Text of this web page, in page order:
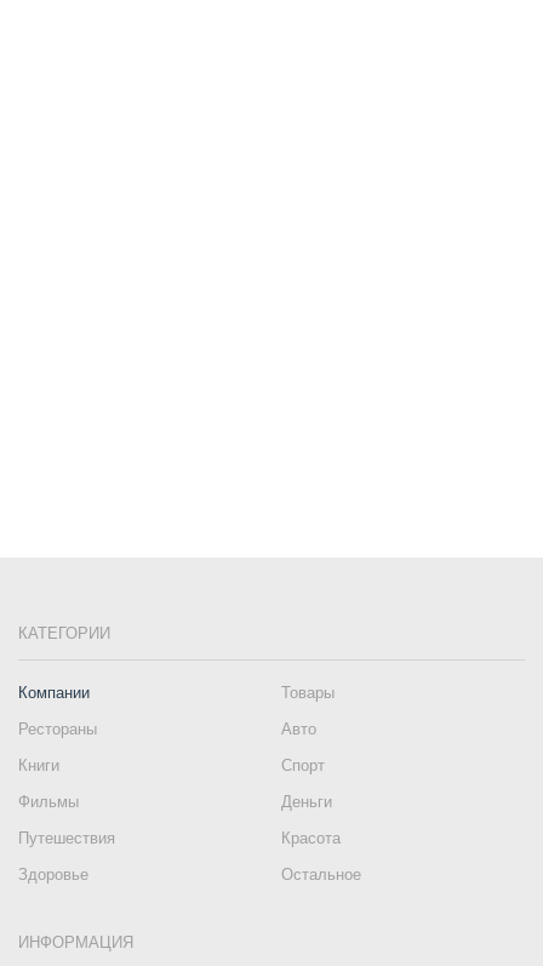
КАТЕГОРИИ
Компании
Товары
Рестораны
Авто
Книги
Спорт
Фильмы
Деньги
Путешествия
Красота
Здоровье
Остальное
ИНФОРМАЦИЯ